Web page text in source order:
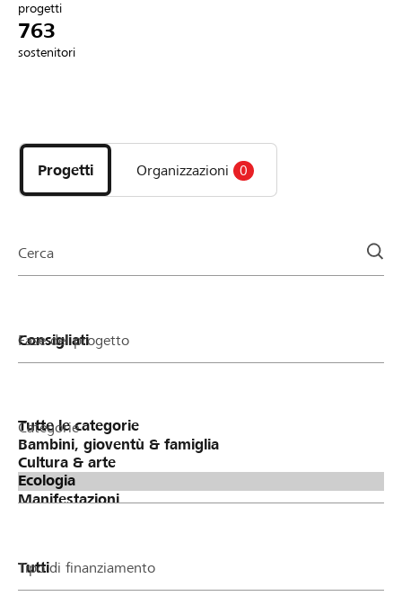
Collegarsi
DE FR IT
progetti
763
sostenitori
i
progetti
e
della
Progetti Organizzazioni 0
Cerca
Fase del progetto
Categorie
Tipo di finanziamento